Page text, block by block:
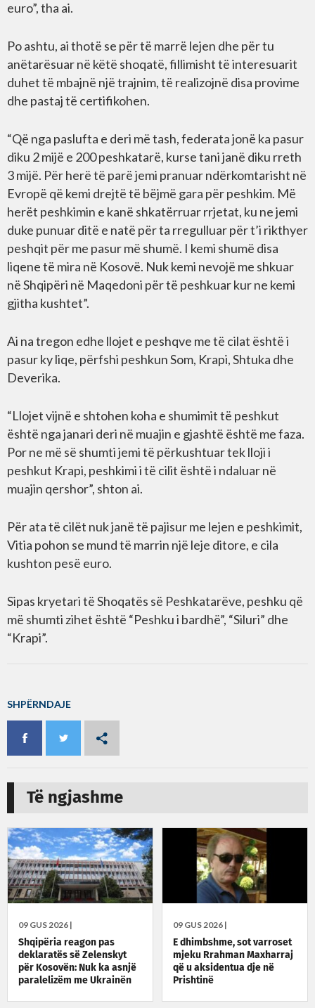
euro”, tha ai.
Po ashtu, ai thotë se për të marrë lejen dhe për tu
anëtarësuar në këtë shoqatë, fillimisht të interesuarit
duhet të mbajnë një trajnim, të realizojnë disa provime
dhe pastaj të certifikohen.
“Që nga paslufta e deri më tash, federata jonë ka pasur
diku 2 mijë e 200 peshkatarë, kurse tani janë diku rreth
3 mijë. Për herë të parë jemi pranuar ndërkomtarisht në
Evropë që kemi drejtë të bëjmë gara për peshkim. Më
herët peshkimin e kanë shkatërruar rrjetat, ku ne jemi
duke punuar ditë e natë për ta rregulluar për t’i rikthyer
peshqit për me pasur më shumë. I kemi shumë disa
liqene të mira në Kosovë. Nuk kemi nevojë me shkuar
në Shqipëri në Maqedoni për të peshkuar kur ne kemi
gjitha kushtet”.
Ai na tregon edhe llojet e peshqve me të cilat është i
pasur ky liqe, përfshi peshkun Som, Krapi, Shtuka dhe
Deverika.
“Llojet vijnë e shtohen koha e shumimit të peshkut
është nga janari deri në muajin e gjashtë është me faza.
Por ne më së shumti jemi të përkushtuar tek lloji i
peshkut Krapi, peshkimi i të cilit është i ndaluar në
muajin qershor”, shton ai.
Për ata të cilët nuk janë të pajisur me lejen e peshkimit,
Vitia pohon se mund të marrin një leje ditore, e cila
kushton pesë euro.
Sipas kryetari të Shoqatës së Peshkatarëve, peshku që
më shumti zihet është “Peshku i bardhë”, “Siluri” dhe
“Krapi”.
SHPËRNDAJE
Të ngjashme
09 GUS 2026 |
Shqipëria reagon pas
deklaratës së Zelenskyt
për Kosovën: Nuk ka asnjë
paralelizëm me Ukrainën
09 GUS 2026 |
E dhimbshme, sot varroset
mjeku Rrahman Maxharraj
që u aksidentua dje në
Prishtinë